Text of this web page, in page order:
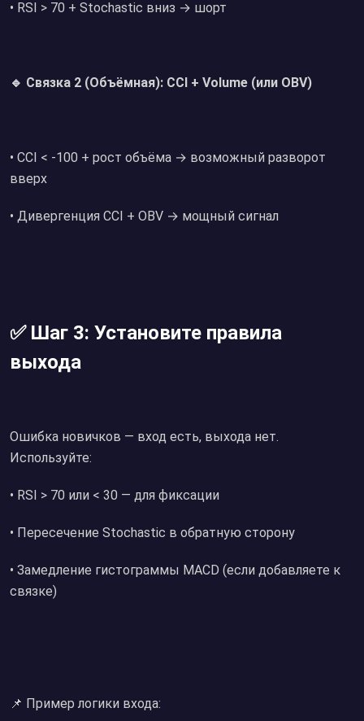
• RSI > 70 + Stochastic вниз → шорт
🔹 Связка 2 (Объёмная): CCI + Volume (или OBV)
• CCI < -100 + рост объёма → возможный разворот
вверх
• Дивергенция CCI + OBV → мощный сигнал
✅ Шаг 3: Установите правила
выхода
Ошибка новичков — вход есть, выхода нет.
Используйте:
• RSI > 70 или < 30 — для фиксации
• Пересечение Stochastic в обратную сторону
• Замедление гистограммы MACD (если добавляете к
связке)
📌 Пример логики входа: